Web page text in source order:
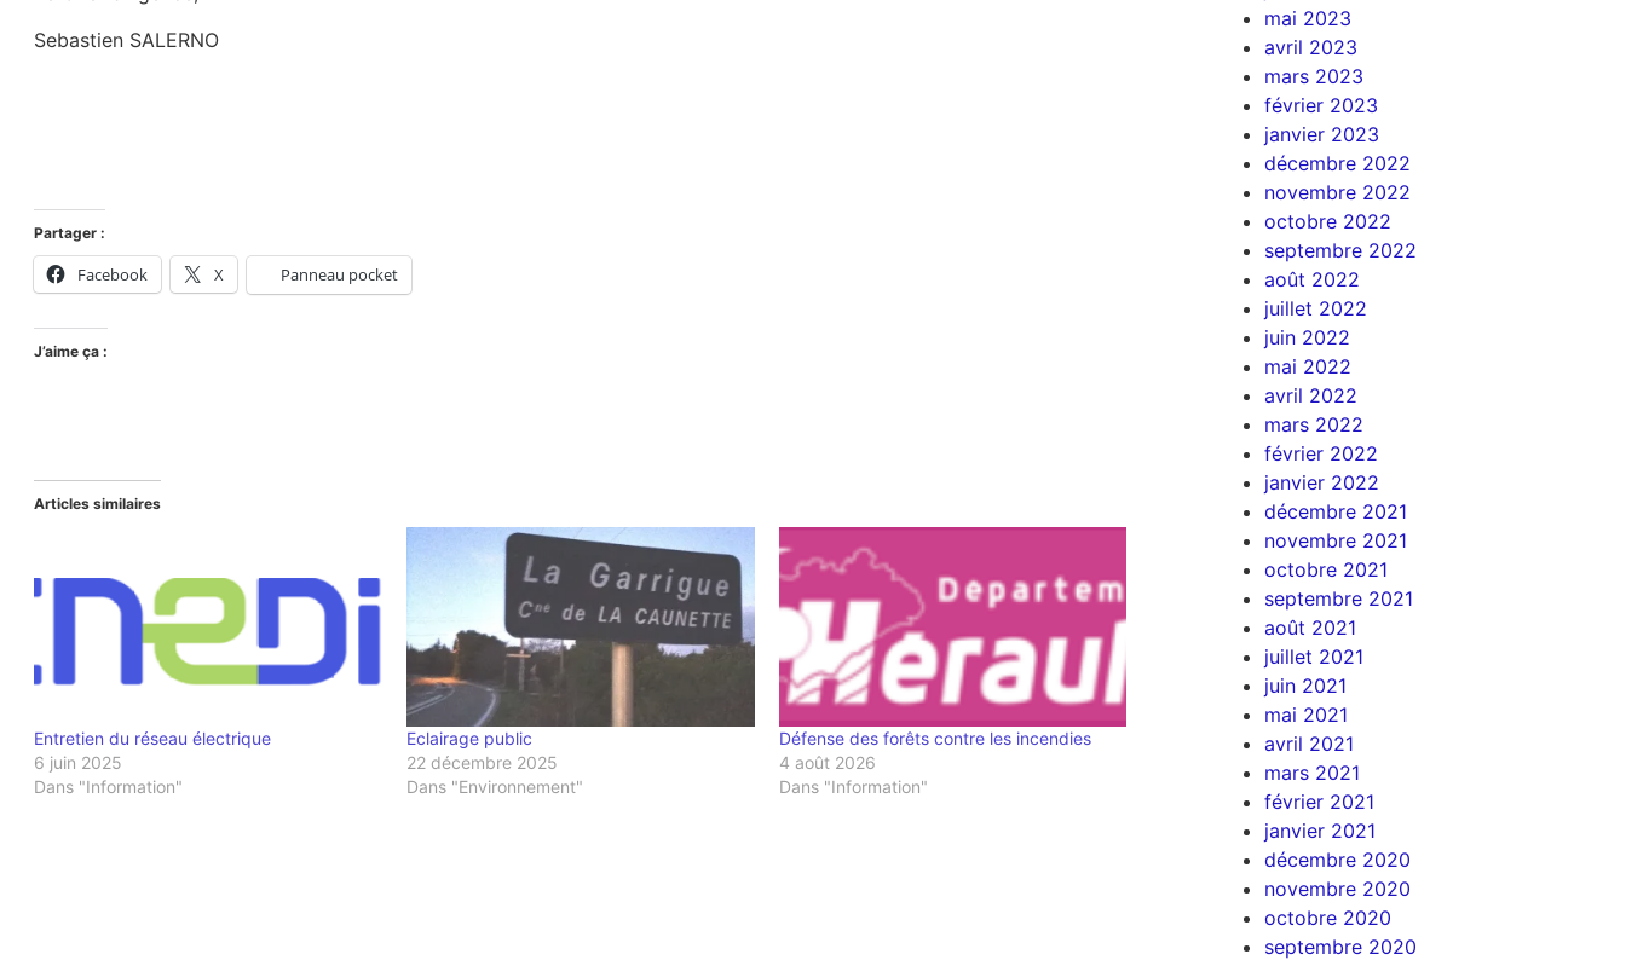
Sebastien SALERNO
Partager :
Facebook X Panneau pocket
J’aime ça :
Articles similaires
Entretien du réseau électrique
6 juin 2025
Dans "Information"
Eclairage public
22 décembre 2025
Dans "Environnement"
Défense des forêts contre les incendies
4 août 2026
Dans "Information"
mai 2023
avril 2023
mars 2023
février 2023
janvier 2023
décembre 2022
novembre 2022
octobre 2022
septembre 2022
août 2022
juillet 2022
juin 2022
mai 2022
avril 2022
mars 2022
février 2022
janvier 2022
décembre 2021
novembre 2021
octobre 2021
septembre 2021
août 2021
juillet 2021
juin 2021
mai 2021
avril 2021
mars 2021
février 2021
janvier 2021
décembre 2020
novembre 2020
octobre 2020
septembre 2020